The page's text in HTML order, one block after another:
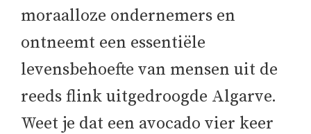
moraalloze ondernemers en
ontneemt een essentiële
levensbehoefte van mensen uit de
reeds flink uitgedroogde Algarve.
Weet je dat een avocado vier keer